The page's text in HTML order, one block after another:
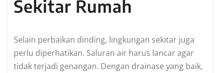
Sekitar Rumah
Selain perbaikan dinding, lingkungan sekitar juga
perlu diperhatikan. Saluran air harus lancar agar
tidak terjadi genangan. Dengan drainase yang baik,